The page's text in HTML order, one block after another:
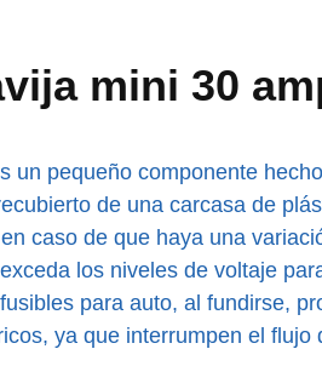
mini 30
un pequeño componente
de una carcasa de
caso de que haya una
los niveles de voltaje
para auto, al fundirse,
ya que interrumpen el flujo